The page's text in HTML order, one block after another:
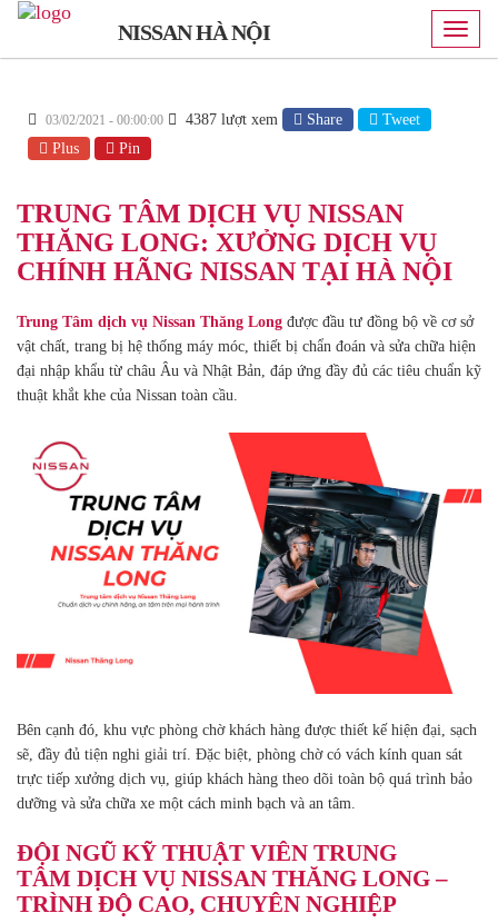
Toggle
NISSAN HÀ NỘI
03/02/2021 - 00:00:00 4387 lượt xem Share
Tweet
Plus
Pin
TRUNG TÂM DỊCH VỤ NISSAN
THĂNG LONG: XƯỞNG DỊCH VỤ
CHÍNH HÃNG NISSAN TẠI HÀ NỘI
Trung Tâm dịch vụ Nissan Thăng Long được đầu tư đồng bộ về cơ sở
vật chất, trang bị hệ thống máy móc, thiết bị chẩn đoán và sửa chữa hiện
đại nhập khẩu từ châu Âu và Nhật Bản, đáp ứng đầy đủ các tiêu chuẩn kỹ
thuật khắt khe của Nissan toàn cầu.
Bên cạnh đó, khu vực phòng chờ khách hàng được thiết kế hiện đại, sạch
sẽ, đầy đủ tiện nghi giải trí. Đặc biệt, phòng chờ có vách kính quan sát
trực tiếp xưởng dịch vụ, giúp khách hàng theo dõi toàn bộ quá trình bảo
dưỡng và sửa chữa xe một cách minh bạch và an tâm.
ĐỘI NGŨ KỸ THUẬT VIÊN TRUNG
TÂM DỊCH VỤ NISSAN THĂNG LONG –
TRÌNH ĐỘ CAO, CHUYÊN NGHIỆP